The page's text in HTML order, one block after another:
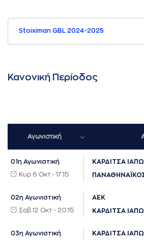
Stoiximan GBL 2024-2025
Κανονική Περίοδος
Αγωνιστική
01η Αγωνιστική
Κυρ 6 Οκτ - 17:15
ΚΑΡΔΙΤΣΑ
02η Αγωνιστική
Σαβ 12 Οκτ - 20:15
ΑΕΚ
ΚΑΡΔΙΤΣΑ
03η Αγωνιστική ΚΑΡΔΙΤΣΑ